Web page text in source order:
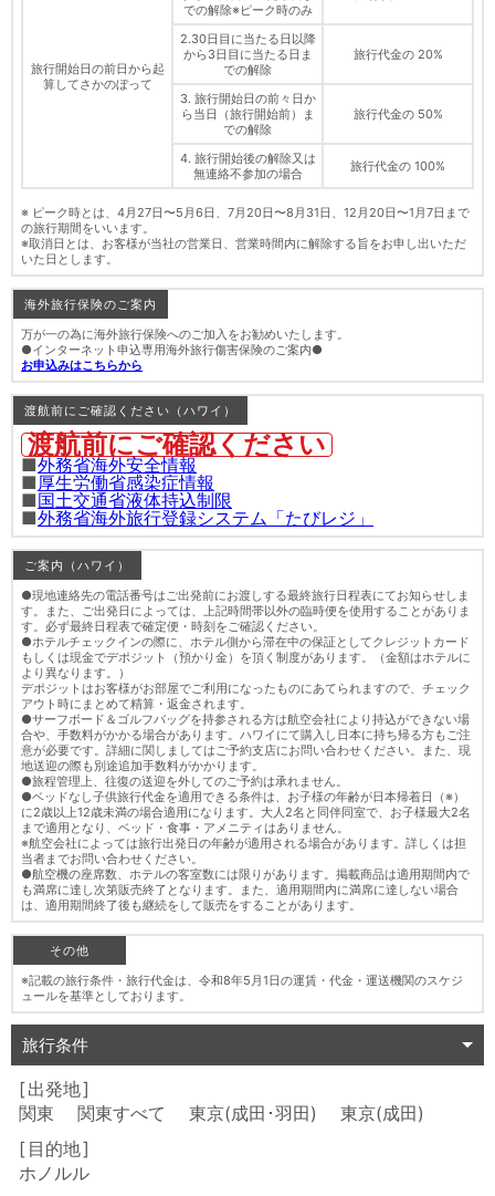
旅行開始日の前日から起
算してさかのぼって
での解除※ピーク時のみ
2.30日目に当たる日以降
から3日目に当たる日ま
での解除
旅行代金の 20%
3. 旅行開始日の前々日か
ら当日（旅行開始前）ま
での解除
旅行代金の 50%
4. 旅行開始後の解除又は
無連絡不参加の場合
旅行代金の 100%
※ ピーク時とは、4月27日〜5月6日、7月20日〜8月31日、12月20日〜1月7日まで
の旅行期間をいいます。
※取消日とは、お客様が当社の営業日、営業時間内に解除する旨をお申し出いただ
いた日とします。
海外旅行保険のご案内
万が一の為に海外旅行保険へのご加入をお勧めいたします。
●インターネット申込専用海外旅行傷害保険のご案内●
お申込みはこちらから
渡航前にご確認ください（ハワイ）
渡航前にご確認ください
■外務省海外安全情報
■厚生労働省感染症情報
■国土交通省液体持込制限
■外務省海外旅行登録システム「たびレジ」
ご案内（ハワイ）
●現地連絡先の電話番号はご出発前にお渡しする最終旅行日程表にてお知らせしま
す。また、ご出発日によっては、上記時間帯以外の臨時便を使用することがありま
す。必ず最終日程表で確定便・時刻をご確認ください。
●ホテルチェックインの際に、ホテル側から滞在中の保証としてクレジットカード
もしくは現金でデポジット（預かり金）を頂く制度があります。（金額はホテルに
より異なります。）
デポジットはお客様がお部屋でご利用になったものにあてられますので、チェック
アウト時にまとめて精算・返金されます。
●サーフボード＆ゴルフバッグを持参される方は航空会社により持込ができない場
合や、手数料がかかる場合があります。ハワイにて購入し日本に持ち帰る方もご注
意が必要です。詳細に関しましてはご予約支店にお問い合わせください。また、現
地送迎の際も別途追加手数料がかかります。
●旅程管理上、往復の送迎を外してのご予約は承れません。
●ベッドなし子供旅行代金を適用できる条件は、お子様の年齢が日本帰着日（※）
に2歳以上12歳未満の場合適用になります。大人2名と同伴同室で、お子様最大2名
まで適用となり、ベッド・食事・アメニティはありません。
※航空会社によっては旅行出発日の年齢が適用される場合があります。詳しくは担
当者までお問い合わせください。
●航空機の座席数、ホテルの客室数には限りがあります。掲載商品は適用期間内で
も満席に達し次第販売終了となります。また、適用期間内に満席に達しない場合
は、適用期間終了後も継続をして販売をすることがあります。
その他
※記載の旅行条件・旅行代金は、令和8年5月1日の運賃・代金・運送機関のスケジ
ュールを基準としております。
旅行条件
出発地
関東 関東すべて 東京(成田･羽田) 東京(成田)
目的地
ホノルル